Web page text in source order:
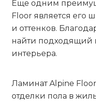
Еще одним
Floor является его
и оттенков.
найти подходящий
интерьера.
Ламинат Alpine
отделки пола в